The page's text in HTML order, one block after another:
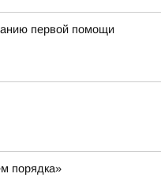
первой помощи
порядка»